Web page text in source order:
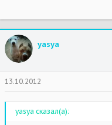
yasya
13.10.2012
yasya сказал(а):